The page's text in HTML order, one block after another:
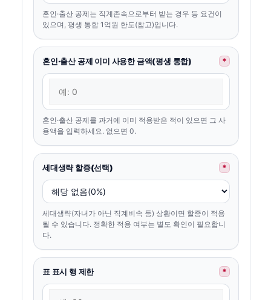
혼인·출산 공제는 직계존속으로부터 받는 경우 등 요건이
있으며, 평생 통합 1억원 한도(참고)입니다.
혼인·출산 공제 이미 사용한 금액(평생 통합) *
혼인·출산 공제를 과거에 이미 적용받은 적이 있으면 그 사
용액을 입력하세요. 없으면 0.
세대생략 할증(선택) *
세대생략(자녀가 아닌 직계비속 등) 상황이면 할증이 적용
될 수 있습니다. 정확한 적용 여부는 별도 확인이 필요합니
다.
표 표시 행 제한 *